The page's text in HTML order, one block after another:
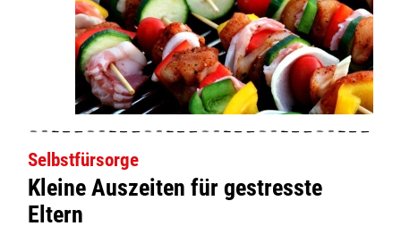
Selbstfürsorge
Kleine Auszeiten für gestresste
Eltern